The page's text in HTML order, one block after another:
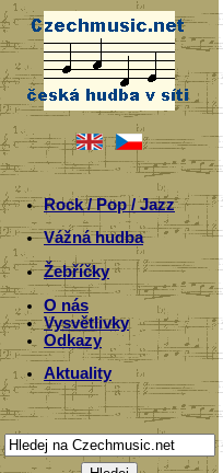
Rock / Pop / Jazz
Vážná hudba
Žebříčky
O nás
Vysvětlivky
Odkazy
Aktuality